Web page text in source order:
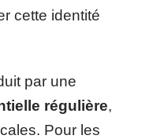
cette identité
par une
régulière,
Pour les